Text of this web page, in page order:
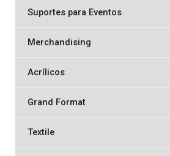
Suportes para Eventos
Merchandising
Acrílicos
Grand Format
Textile